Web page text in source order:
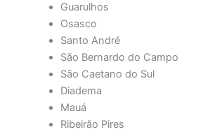
Guarulhos
Osasco
Santo André
São Bernardo do Campo
São Caetano do Sul
Diadema
Mauá
Ribeirão Pires